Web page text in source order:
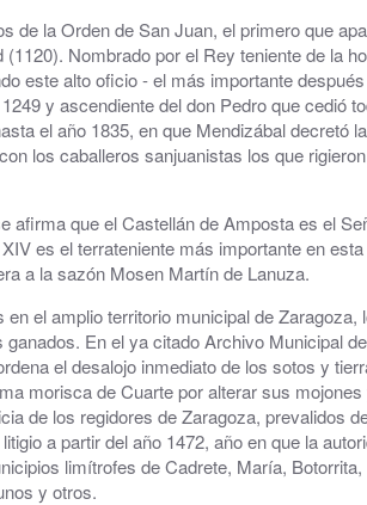
de Voluntarios
Servicios Sociales
la Orden de San Juan, el primero que
Nombrado por el Rey teniente de la
este alto oficio - el más importante
y ascendiente del don Pedro que cedió
el año 1835, en que Mendizábal decretó
los caballeros sanjuanistas los que
que el Castellán de Amposta es el
es el terrateniente más importante en
a la sazón Mosen Martín de Lanuza.
el amplio territorio municipal de Zaragoza,
En el ya citado Archivo Municipal
el desalojo inmediato de los sotos y
morisca de Cuarte por alterar sus
de los regidores de Zaragoza, prevalidos
a partir del año 1472, año en que la
limítrofes de Cadrete, María,
y otros.